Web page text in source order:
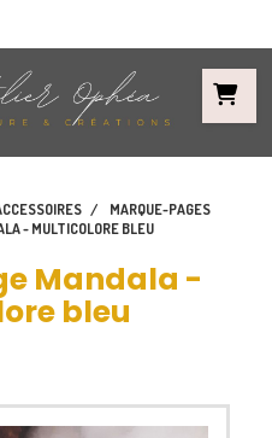
MARQUE-PAGES
- MULTICOLORE BLEU
Mandala -
bleu